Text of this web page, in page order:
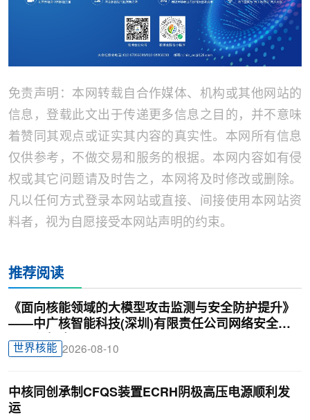
免责声明：本网转载自合作媒体、机构或其他网站的
信息，登载此文出于传递更多信息之目的，并不意味
着赞同其观点或证实其内容的真实性。本网所有信息
仅供参考，不做交易和服务的根据。本网内容如有侵
权或其它问题请及时告之，本网将及时修改或删除。
凡以任何方式登录本网站或直接、间接使用本网站资
料者，视为自愿接受本网站声明的约束。
推荐阅读
《面向核能领域的大模型攻击监测与安全防护提升》
——中广核智能科技(深圳)有限责任公司网络安全助
理工程师陈兴
世界核能 2026-08-10
中核同创承制CFQS装置ECRH阴极高压电源顺利发
运